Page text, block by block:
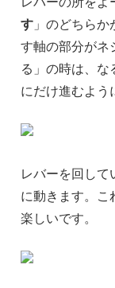
す」のどちらか
す軸の部分がネ
る」の時は、
にだけ進むよう
レバーを回し
に動きます。こ
楽しいです。